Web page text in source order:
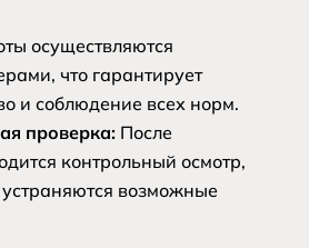
осуществляются
что гарантирует
и соблюдение всех норм.
проверка:После
контрольный осмотр,
устраняются возможные